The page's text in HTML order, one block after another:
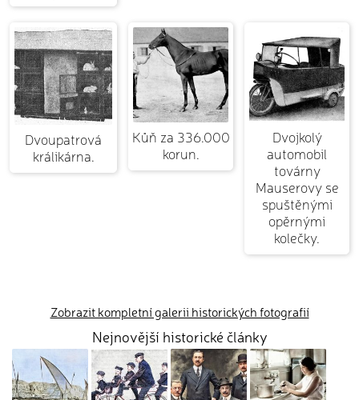
Dvoupatrová
králikárna.
Kůň za 336.000
korun.
Dvojkolý
automobil
továrny
Mauserovy se
spuštěnými
opěrnými
kolečky.
Zobrazit kompletní galerii historických fotografií
Nejnovější historické články